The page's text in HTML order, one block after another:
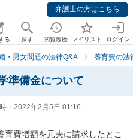
弁護士の方はこちら
る 探す 閲覧履歴 マイリスト ログイン
・男女問題の法律Q&A 養育費の法
準備金について
： 2022年2月5日 01:16
費増額を元夫に請求したとこ